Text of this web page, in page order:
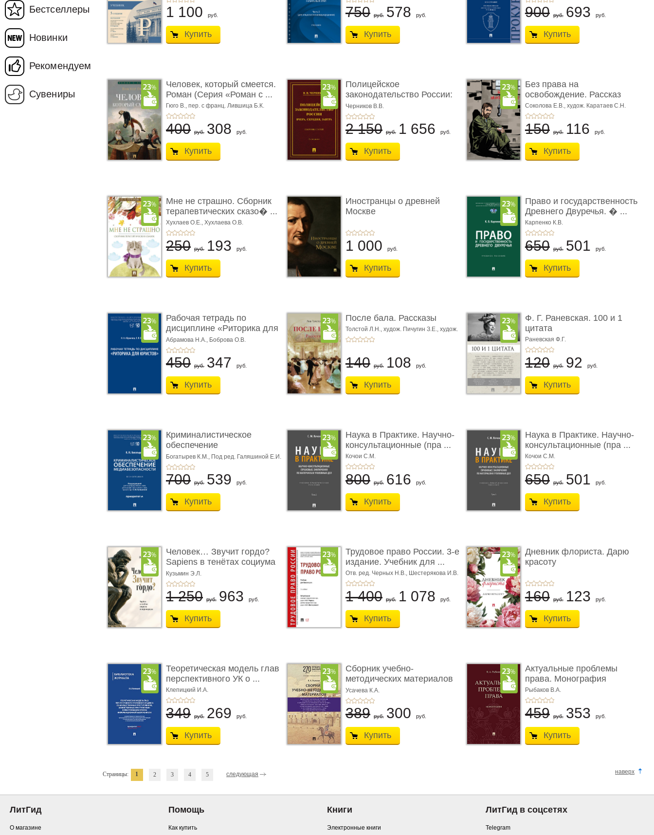
Бестселлеры
Новинки
Рекомендуем
Сувениры
1 100 руб.
Купить
750 руб. 578 руб.
Купить
900 руб. 693 руб.
Купить
Человек, который смеется.
Роман (Серия «Роман с ...
Гюго В., пер. с франц. Лившица Б.К.
400 руб. 308 руб.
Купить
Полицейское
законодательство России:
вчера, с� ...
Черников В.В.
2 150 руб. 1 656 руб.
Купить
Без права на
освобождение. Рассказ
Соколова Е.В., худож. Каратаев С.Н.
150 руб. 116 руб.
Купить
Мне не страшно. Сборник
терапевтических сказо� ...
Хухлаев О.Е., Хухлаева О.В.
250 руб. 193 руб.
Купить
Иностранцы о древней
Москве
1 000 руб.
Купить
Право и государственность
Древнего Двуречья. � ...
Карпенко К.В.
650 руб. 501 руб.
Купить
Рабочая тетрадь по
дисциплине «Риторика для
ю� ...
Абрамова Н.А., Боброва О.В.
450 руб. 347 руб.
Купить
После бала. Рассказы
Толстой Л.Н., худож. Пичугин З.Е., худож.
Лебедев А.И.,
140 руб. 108 руб.
Купить
Ф. Г. Раневская. 100 и 1
цитата
Раневская Ф.Г.
120 руб. 92 руб.
Купить
Криминалистическое
обеспечение
медиабезопас� ...
Богатырев К.М., Под ред. Галяшиной Е.И.
700 руб. 539 руб.
Купить
Наука в Практике. Научно-
консультационные (пра ...
Кочои С.М.
800 руб. 616 руб.
Купить
Наука в Практике. Научно-
консультационные (пра ...
Кочои С.М.
650 руб. 501 руб.
Купить
Человек… Звучит гордо?
Sapiens в тенётах социума
� ...
Кузьмин Э.Л.
1 250 руб. 963 руб.
Купить
Трудовое право России. 3-е
издание. Учебник для ...
Отв. ред. Черных Н.В., Шестерякова И.В.
1 400 руб. 1 078 руб.
Купить
Дневник флориста. Дарю
красоту
160 руб. 123 руб.
Купить
Теоретическая модель глав
перспективного УК о ...
Клепицкий И.А.
349 руб. 269 руб.
Купить
Сборник учебно-
методических материалов
по кур ...
Усачева К.А.
389 руб. 300 руб.
Купить
Актуальные проблемы
права. Монография
Рыбаков В.А.
459 руб. 353 руб.
Купить
Страницы: 1 2 3 4 5 следующая наверх
ЛитГид
О магазине
Помощь
Как купить
Книги
Электронные книги
ЛитГид в соцсетях
Telegram